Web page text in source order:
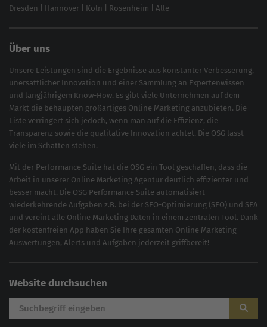
Dresden Hannover Köln Rosenheim Alle
Über uns
Unsere Leistungen sind die Ergebnisse aus konstanter Verbesserung,
unersättlicher Innovation und einer Sammlung an Expertenwissen
und langjährigem Know-How. Es gibt viele Unternehmen auf dem
Markt die behaupten großartiges Online Marketing anzubieten. Die
Liste verringert sich jedoch, wenn man auf die Effizienz, die
Transparenz sowie die qualitative Innovation achtet. Die OSG lässt
viele im Schatten stehen.
Mit der Performance Suite hat die OSG ein Tool geschaffen, dass die
Arbeit in unserer Online Marketing Agentur deutlich effizienter und
besser macht. Die OSG Performance Suite automatisiert
wiederkehrende Aufgaben z.B. bei der SEO-Optimierung (SEO) und SEA
und vereint alle Online Marketing Daten in einem zentralen Tool. Dank
der kostenfreien App haben Sie Ihre gesamten Online Marketing
Auswertungen, Alerts und Aufgaben jederzeit griffbereit!
Website durchsuchen